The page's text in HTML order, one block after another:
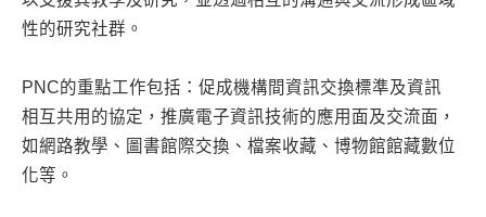
性的研究社群。
PNC的重點工作包括：促成機構間資訊交換標準及資訊
相互共用的協定，推廣電子資訊技術的應用面及交流面，
如網路教學、圖書館際交換、檔案收藏、博物館館藏數位
化等。